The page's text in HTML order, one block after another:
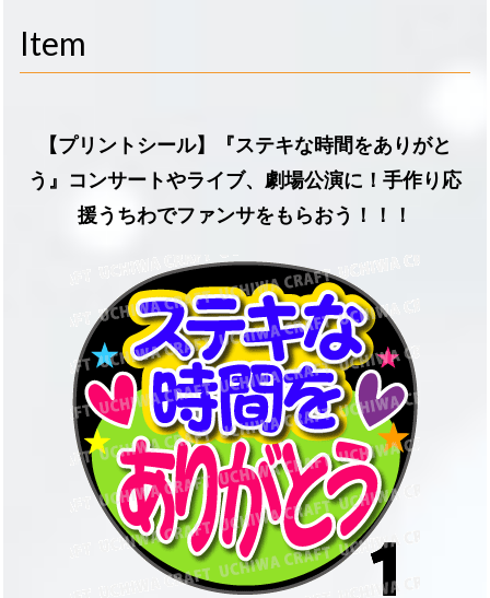
Item
【プリントシール】『ステキな時間をありがと
う』コンサートやライブ、劇場公演に！手作り応
援うちわでファンサをもらおう！！！